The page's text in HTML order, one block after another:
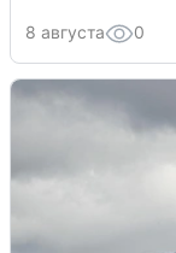
8 августа 0